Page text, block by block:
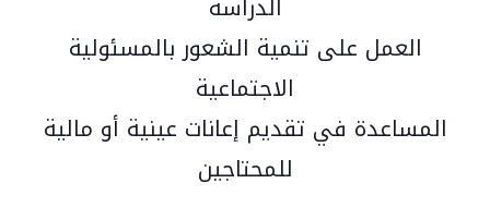
العمل على تنمية الشعور بالمسئولية
الاجتماعية
المساعدة في تقديم إعانات عينية أو مالية
للمحتاجين